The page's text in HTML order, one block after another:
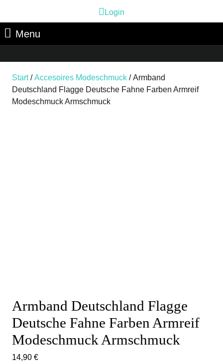
Login
Menu
Start/Accesoires Modeschmuck / Armband
Deutschland Flagge Deutsche Fahne Farben Armreif
Modeschmuck Armschmuck
Armband Deutschland Flagge
Deutsche Fahne Farben Armreif
Modeschmuck Armschmuck
14,90 €